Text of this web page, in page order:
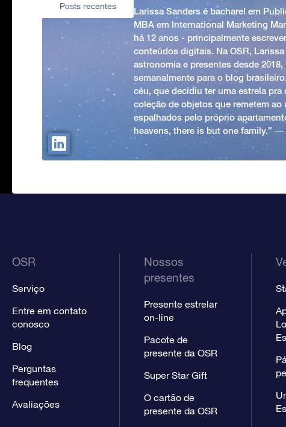
Posts recentes
Larissa Sanders é bacharel em
MBA em International Marketing
há 12 anos - principalmente
conteúdos digitais. Na OSR,
astronomia e presentes desde
semanalmente para o blog
céu, que decidiu ter uma estrela pra
coleção de objetos que remetem
espalhados pelo próprio
heavens, there is but one family.” ―
OSR
Serviço
Entre em contato
conosco
Blog
Perguntas
frequentes
Avaliações
Nossos
presentes
Presente estrelar
on-line
Pacote de
presente da OSR
Super Star Gift
O cartão de
presente da OSR